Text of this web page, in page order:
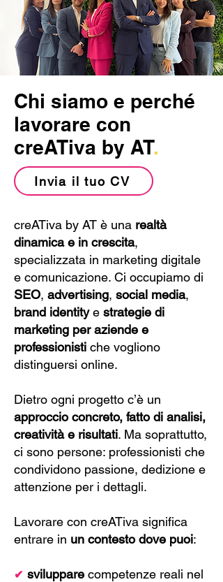
Chi siamo e perché
lavorare con
creATiva by AT.
Invia il tuo CV
creATiva by AT è una realtà
dinamica e in crescita,
specializzata in marketing digitale
e comunicazione. Ci occupiamo di
SEO, advertising, social media,
brand identitye strategie di
marketing per aziende e
professionisti che vogliono
distinguersi online.
Dietro ogni progetto c’è un
approccio concreto, fatto di analisi,
creatività e risultati. Ma soprattutto,
ci sono persone: professionisti che
condividono passione, dedizione e
attenzione per i dettagli.
Lavorare con creATiva significa
entrare in un contesto dove puoi:
✔ svilupparecompetenze reali nel